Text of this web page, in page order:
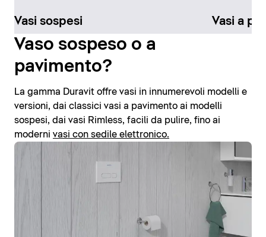
Vasi sospesi Vasi a
Vaso sospeso o a
pavimento?
La gamma Duravit offre vasi in innumerevoli modelli e
versioni, dai classici vasi a pavimento ai modelli
sospesi, dai vasi Rimless, facili da pulire, fino ai
moderni vasi con sedile elettronico.